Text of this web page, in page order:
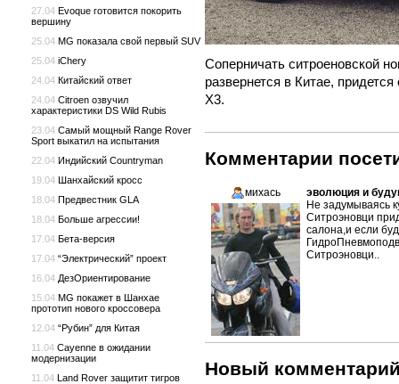
Соперничать ситроеновской
развернется в Китае,
X3.
Комментарии
михась
эволюция и
Не задумываясь
Ситроэновци
салона,и если
Ситроэновци..
Новый
27.04 Evoque готовится покорить
вершину
25.04 MG показала свой первый SUV
25.04 iChery
24.04 Китайский ответ
24.04 Citroen озвучил
характеристики DS Wild Rubis
23.04 Самый мощный Range Rover
Sport выкатил на испытания
22.04 Индийский Countryman
19.04 Шанхайский кросс
18.04 Предвестник GLA
18.04 Больше агрессии!
17.04 Бета-версия
17.04 “Электрический” проект
16.04 ДезОриентирование
15.04 MG покажет в Шанхае
прототип нового кроссовера
12.04 “Рубин” для Китая
11.04 Cayenne в ожидании
модернизации
11.04 Land Rover защитит тигров